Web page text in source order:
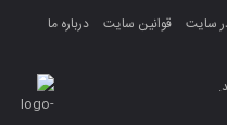
سایت قوانین سایت
درباره ما